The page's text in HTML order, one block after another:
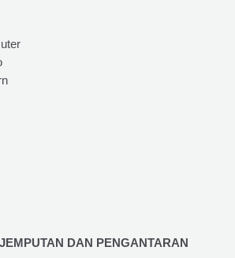
DAN PENGANTARAN